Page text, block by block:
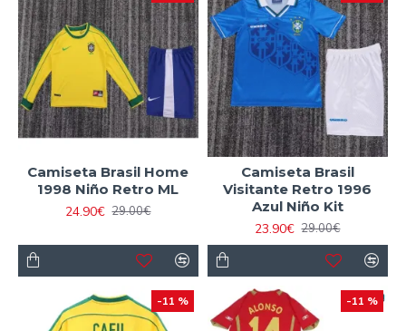
Camiseta Brasil Home
1998 Niño Retro ML
24.90€ 29.00€
Camiseta Brasil
Visitante Retro 1996
Azul Niño Kit
23.90€ 29.00€
-11 % -11 %